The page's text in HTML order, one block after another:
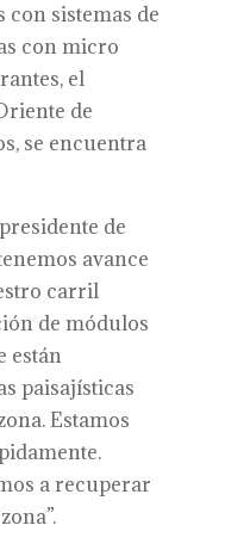
con sistemas de
con micro
el
de
se encuentra
de
avance
carril
de módulos
están
paisajísticas
Estamos
a recuperar